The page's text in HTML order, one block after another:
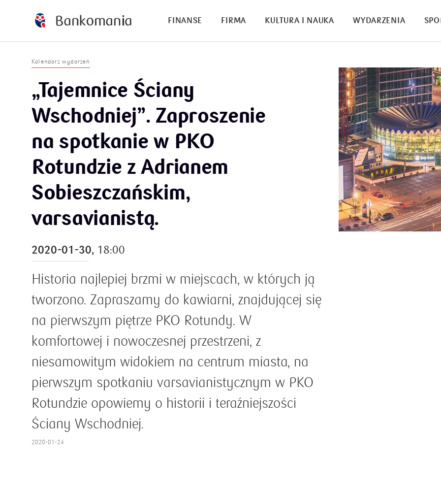
FINANSE FIRMA KULTURA I NAUKA WYDARZENIA
Kalendarz wydarzeń
„Tajemnice Ściany
Wschodniej”. Zaproszenie
na spotkanie w PKO
Rotundzie z Adrianem
Sobieszczańskim,
varsavianistą.
2020-01-30, 18:00
Historia najlepiej brzmi w miejscach, w których ją
tworzono. Zapraszamy do kawiarni, znajdującej się
na pierwszym piętrze PKO Rotundy. W
komfortowej i nowoczesnej przestrzeni, z
niesamowitym widokiem na centrum miasta, na
pierwszym spotkaniu varsavianistycznym w PKO
Rotundzie opowiemy o historii i teraźniejszości
Ściany Wschodniej.
2020-01-24